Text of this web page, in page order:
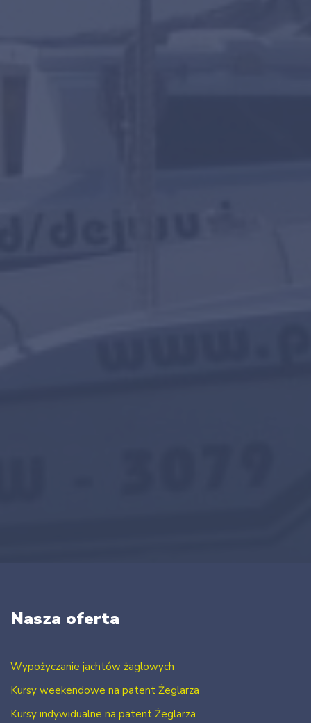
Nasza oferta
Wypożyczanie jachtów żaglowych
Kursy weekendowe na patent Żeglarza
Kursy indywidualne na patent Żeglarza